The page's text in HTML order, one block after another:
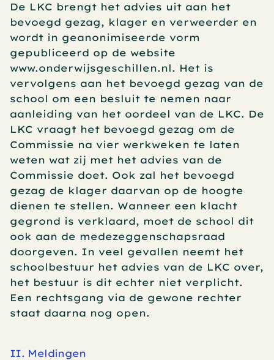
De LKC brengt het advies uit aan het
bevoegd gezag, klager en verweerder en
wordt in geanonimiseerde vorm
gepubliceerd op de website
www.onderwijsgeschillen.nl. Het is
vervolgens aan het bevoegd gezag van de
school om een besluit te nemen naar
aanleiding van het oordeel van de LKC. De
LKC vraagt het bevoegd gezag om de
Commissie na vier werkweken te laten
weten wat zij met het advies van de
Commissie doet. Ook zal het bevoegd
gezag de klager daarvan op de hoogte
dienen te stellen. Wanneer een klacht
gegrond is verklaard, moet de school dit
ook aan de medezeggenschapsraad
doorgeven. In veel gevallen neemt het
schoolbestuur het advies van de LKC over,
het bestuur is dit echter niet verplicht.
Een rechtsgang via de gewone rechter
staat daarna nog open.
II. Meldingen